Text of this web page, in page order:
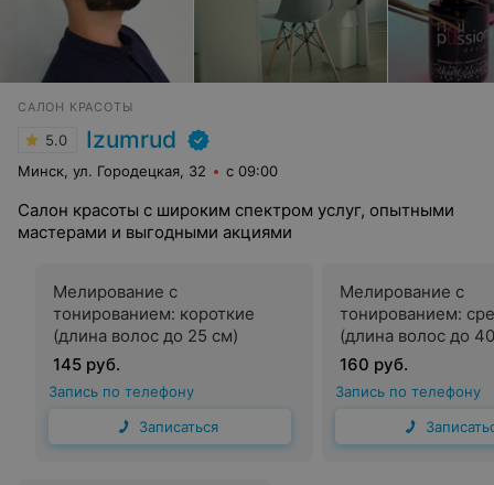
САЛОН КРАСОТЫ
5.0 Izumrud
Минск, ул. Городецкая, 32 с 09:00
Салон красоты с широким спектром услуг, опытными
мастерами и выгодными акциями
Мелирование с
тонированием: короткие
(длина волос до 25 см)
145 руб.
Запись по телефону
Записаться
Мелирование с
тонированием:
(длина волос до
160 руб.
Запись по телефону